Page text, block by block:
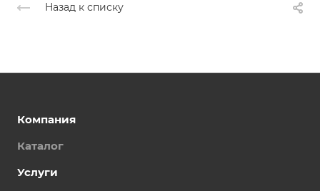
Назад к списку
Компания
Каталог
Услуги